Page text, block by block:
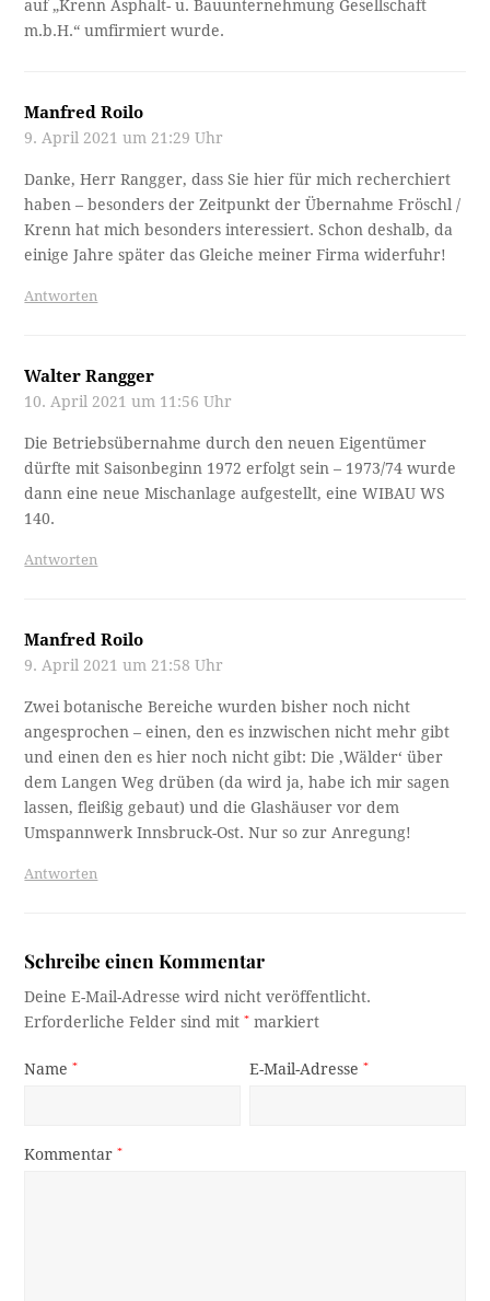
auf „Krenn Asphalt- u. Bauunternehmung Gesellschaft
m.b.H.“ umfirmiert wurde.
Manfred Roilo
9. April 2021 um 21:29 Uhr
Danke, Herr Rangger, dass Sie hier für mich recherchiert
haben – besonders der Zeitpunkt der Übernahme Fröschl /
Krenn hat mich besonders interessiert. Schon deshalb, da
einige Jahre später das Gleiche meiner Firma widerfuhr!
Antworten
Walter Rangger
10. April 2021 um 11:56 Uhr
Die Betriebsübernahme durch den neuen Eigentümer
dürfte mit Saisonbeginn 1972 erfolgt sein – 1973/74 wurde
dann eine neue Mischanlage aufgestellt, eine WIBAU WS
140.
Antworten
Manfred Roilo
9. April 2021 um 21:58 Uhr
Zwei botanische Bereiche wurden bisher noch nicht
angesprochen – einen, den es inzwischen nicht mehr gibt
und einen den es hier noch nicht gibt: Die ‚Wälder‘ über
dem Langen Weg drüben (da wird ja, habe ich mir sagen
lassen, fleißig gebaut) und die Glashäuser vor dem
Umspannwerk Innsbruck-Ost. Nur so zur Anregung!
Antworten
Schreibe einen Kommentar
Deine E-Mail-Adresse wird nicht veröffentlicht.
Erforderliche Felder sind mit* markiert
Name* E-Mail-Adresse*
Kommentar*